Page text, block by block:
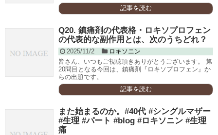
記事を読む
Q20. 鎮痛剤の代表格・ロキソプロフェン
の代表的な副作用とは、次のうちどれ？
2025/11/2
ロキソニン
皆さん、いつもご視聴頂きありがとうございます。 第
20問目となる今回は、鎮痛剤『ロキソプロフェン』か
らの出題です。
記事を読む
また始まるのか。#40代 #シングルマザー
#生理 #パート #blog #ロキソニン #生理
痛